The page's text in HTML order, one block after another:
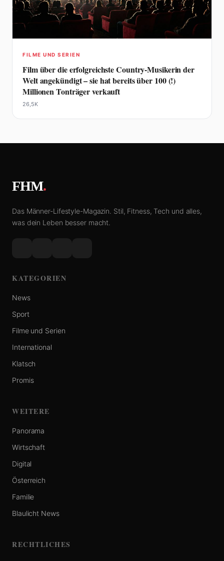
FILME UND SERIEN
Film über die erfolgreichste Country-Musikerin der
Welt angekündigt – sie hat bereits über 100 (!)
Millionen Tonträger verkauft
26,5K
FHM.
Das Männer-Lifestyle-Magazin. Stil, Fitness, Tech und alles,
was dein Leben besser macht.
KATEGORIEN
News
Sport
Filme und Serien
International
Klatsch
Promis
WEITERE
Panorama
Wirtschaft
Digital
Österreich
Familie
Blaulicht News
RECHTLICHES